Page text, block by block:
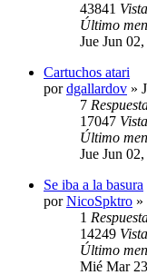
43841
Último
Jue Jun
Cartuchos atari
pordgallardov »
7
17047
Último
Jue Jun
Se iba a la basura
porNicoSpktro »
1
14249
Último
Mié Mar